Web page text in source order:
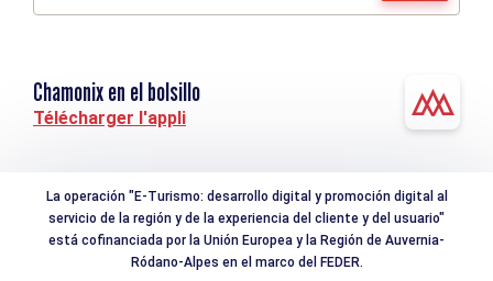
Chamonix en el bolsillo
Télécharger l'appli
La operación "E-Turismo: desarrollo digital y promoción digital al
servicio de la región y de la experiencia del cliente y del usuario"
está cofinanciada por la Unión Europea y la Región de Auvernia-
Ródano-Alpes en el marco del FEDER.